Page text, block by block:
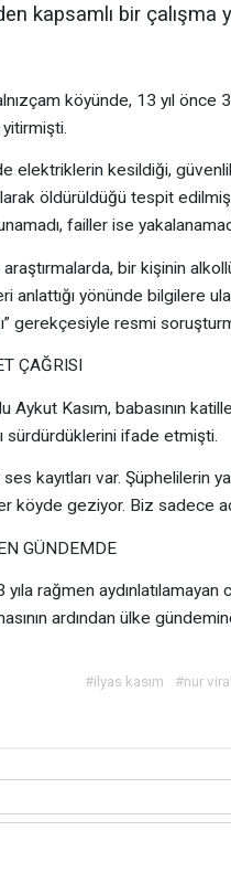
kapsamlı bir çalışma
köyünde, 13 yıl önce
yitirmişti.
kesildiği, güvenlik
öldürüldüğü tespit
failler ise
araştırmalarda, bir kişinin
anlattığı yönünde bilgilere
gerekçesiyle resmi
ÇAĞRISI
Aykut Kasım, babasının
sürdürdüklerini ifade etmişti.
ses kayıtları var. Şüphelilerin
köyde geziyor. Biz sadece
GÜNDEMDE
rağmen
ardından ülke
#ilyas kasım #nur viral